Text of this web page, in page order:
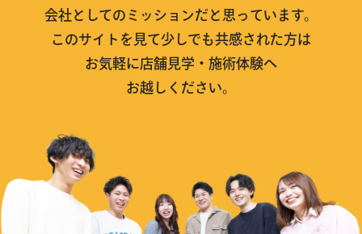
会社としてのミッションだと思っています。
このサイトを見て少しでも共感された方は
お気軽に店舗見学・施術体験へ
お越しください。